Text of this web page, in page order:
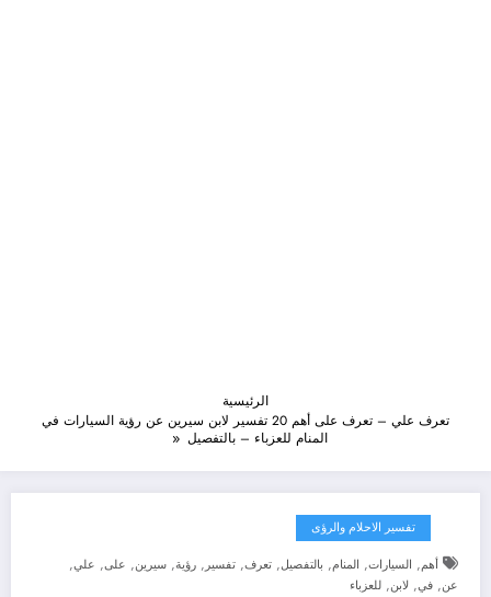
الرئيسية
تعرف علي – تعرف على أهم 20 تفسير لابن سيرين عن رؤية السيارات في
المنام للعزباء – بالتفصيل
تفسير الاحلام والرؤى
أهم, السيارات, المنام, بالتفصيل, تعرف, تفسير , رؤية, سيرين, على, علي,
عن, في, لابن, للعزباء